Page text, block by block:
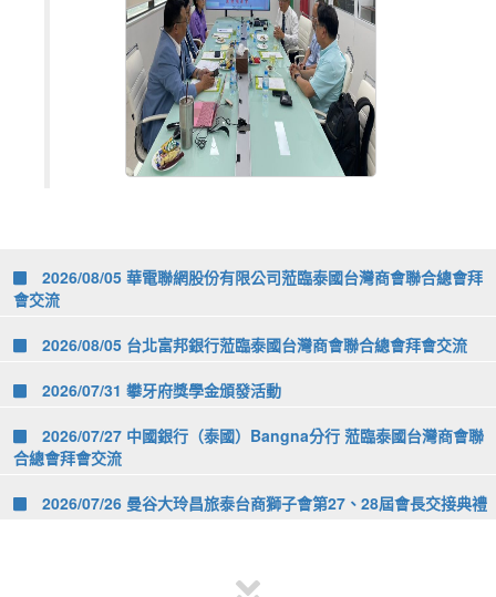
2026/08/05 華電聯網股份有限公司蒞臨泰國台灣商會聯合總會拜
會交流
2026/08/05 台北富邦銀行蒞臨泰國台灣商會聯合總會拜會交流
2026/07/31 攀牙府獎學金頒發活動
2026/07/27 中國銀行（泰國）Bangna分行 蒞臨泰國台灣商會聯
合總會拜會交流
2026/07/26 曼谷大玲昌旅泰台商獅子會第27、28屆會長交接典禮